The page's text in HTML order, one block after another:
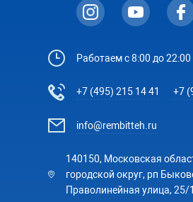
Работаем с 8:00 до
+7 (495) 215 14 41 +7
info@rembitteh.ru
140150, Московская
городской округ, рп
Праволинейная улица, 25/1